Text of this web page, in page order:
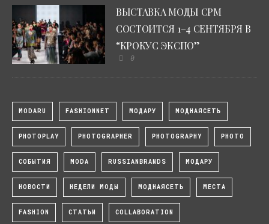
ВЫСТАВКА МОДЫ CPM
СОСТОИТСЯ 1–4 СЕНТЯБРЯ В
“КРОКУС ЭКСПО”
0
MODARU FASHIONNET МОДАРУ МОДНАЯСЕТЬ
PHOTOPLAY PHOTOGRAPHER PHOTOGRAPHY PHOTO
СОБЫТИЯ MODA RUSSIANBRANDS МОДАРУ
НОВОСТИ НЕДЕЛИ МОДЫ МОДНАЯСЕТЬ МЕСТА
FASHION СТАТЬИ COLLABORATION